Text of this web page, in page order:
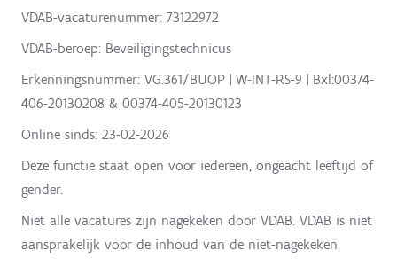
VDAB-vacaturenummer: 73122972
VDAB-beroep: Beveiligingstechnicus
Erkenningsnummer: VG.361/BUOP | W-INT-RS-9 | Bxl:00374-
406-20130208 & 00374-405-20130123
Online sinds: 23-02-2026
Deze functie staat open voor iedereen, ongeacht leeftijd of
gender.
Niet alle vacatures zijn nagekeken door VDAB. VDAB is niet
aansprakelijk voor de inhoud van de niet-nagekeken